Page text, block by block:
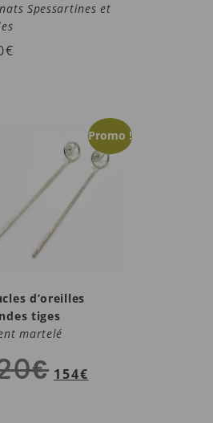
Spessartines et
€
Promo !
d’oreilles
tiges
martelé
€ 154€